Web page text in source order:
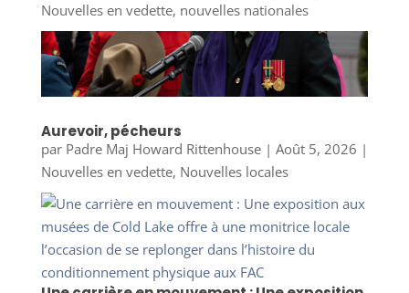
Nouvelles en vedette, nouvelles nationales
Aurevoir, pécheurs
par Padre Maj Howard Rittenhouse| Août 5, 2026 |
Nouvelles en vedette, Nouvelles locales